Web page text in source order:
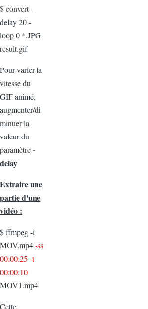
$ convert -
delay 20 -
loop 0 *.JPG
result.gif
Pour varier la
vitesse du
GIF animé,
augmenter/di
minuer la
valeur du
paramètre-
delay
Extraire une
partie d'une
vidéo :
$ ffmpeg -i
MOV.mp4-ss
00:00:25 -t
00:00:10
MOV1.mp4
Cette